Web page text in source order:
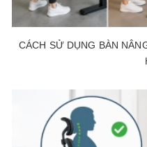
CÁCH SỬ DỤNG BÀN